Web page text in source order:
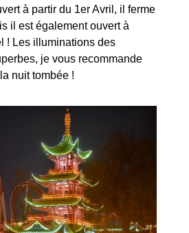
à partir du 1er Avril, il ferme
il est également ouvert à
! Les illuminations des
je vous recommande
nuit tombée !